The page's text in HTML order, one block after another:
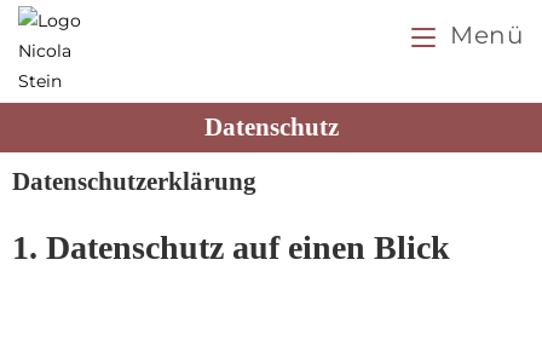
Menü
Datenschutz
Datenschutz­erklärung
1. Datenschutz auf einen Blick